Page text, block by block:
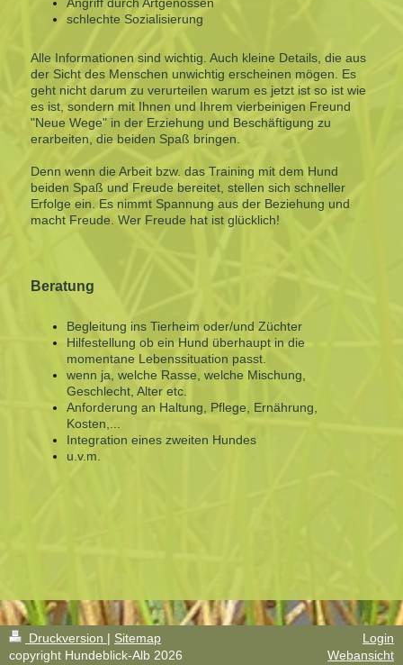
Angriff durch Artgenossen
schlechte Sozialisierung
Alle Informationen sind wichtig. Auch kleine Details, die aus
der Sicht des Menschen unwichtig erscheinen mögen. Es
geht nicht darum zu verurteilen warum es jetzt ist so ist wie
es ist, sondern mit Ihnen und Ihrem vierbeinigen Freund
"Neue Wege" in der Erziehung und Beschäftigung zu
erarbeiten, die beiden Spaß bringen.
Denn wenn die Arbeit bzw. das Training mit dem Hund
beiden Spaß und Freude bereitet, stellen sich schneller
Erfolge ein. Es nimmt Spannung aus der Beziehung und
macht Freude. Wer Freude hat ist glücklich!
Beratung
Begleitung ins Tierheim oder/und Züchter
Hilfestellung ob ein Hund überhaupt in die
momentane Lebenssituation passt.
wenn ja, welche Rasse, welche Mischung,
Geschlecht, Alter etc.
Anforderung an Haltung, Pflege, Ernährung,
Kosten,...
Integration eines zweiten Hundes
u.v.m.
Druckversion | Sitemap
copyright Hundeblick-Alb 2026
Login
Webansicht